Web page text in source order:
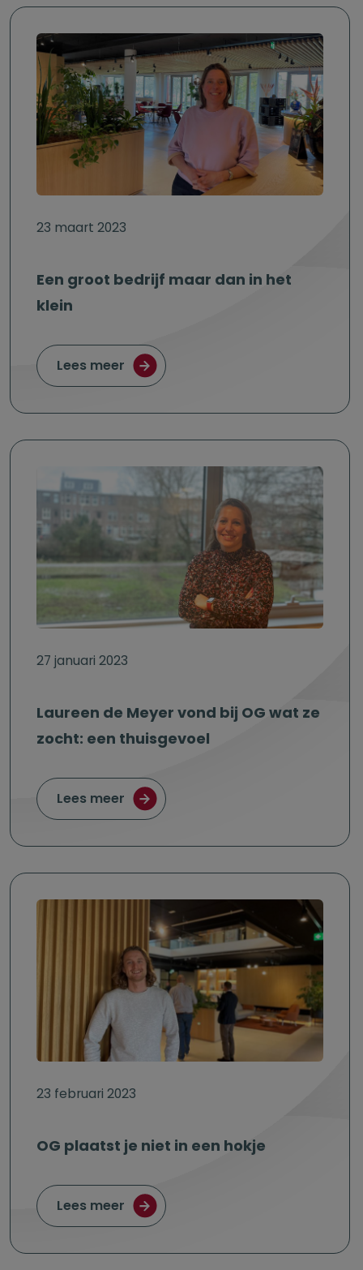
23 maart 2023
Een groot bedrijf maar dan in het
klein
Lees meer over Een groot bedrijf maar dan in
27 januari 2023
Laureen de Meyer vond bij OG wat ze
zocht: een thuisgevoel
Lees meer over Laureen de Meyer vond bij
23 februari 2023
OG plaatst je niet in een hokje
Lees meer over OG plaatst je niet in een hokje